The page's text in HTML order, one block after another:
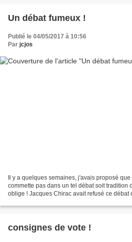
Un débat fumeux !
Publié le 04/05/2017 à 10:56
Par jcjos
Il y a quelques semaines, j'avais proposé
commette pas dans un tel débat soit tradition
oblige ! Jacques Chirac avait refusé ce débat
consignes de vote !